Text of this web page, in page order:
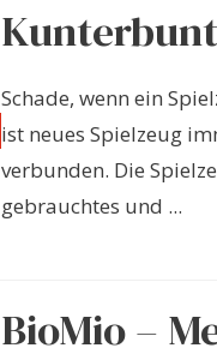
Schade, wenn ein
ist neues Spielzeug
verbunden. Die
gebrauchtes und ...
BioMio –